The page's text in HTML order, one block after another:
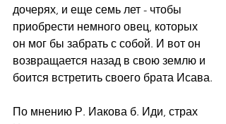
дочерях, и еще семь лет - чтобы
приобрести немного овец, которых
он мог бы забрать с собой. И вот он
возвращается назад в свою землю и
боится встретить своего брата Исава.
По мнению Р. Иакова б. Иди, страх